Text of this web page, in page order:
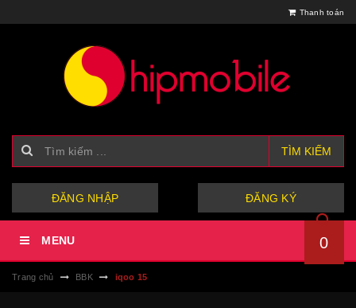
Thanh toán
TÌM KIẾM
ĐĂNG NHẬP ĐĂNG KÝ
MENU 0
Trang chủ BBK iqoo 15